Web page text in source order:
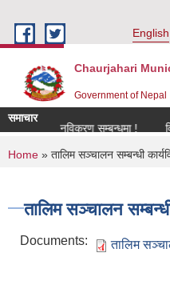
English
Chaurjahari
Government of Nepal
समाचार
नविकरण सम्बन्धमा ! विश्च
You are here
Home » तालिम सञ्चालन सम्बन्धी
तालिम सञ्चालन
Documents: तालिम